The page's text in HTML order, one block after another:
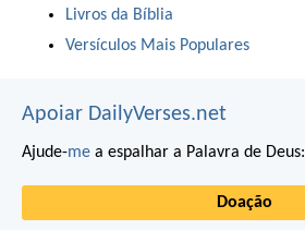
Livros da Bíblia
Versículos Mais Populares
Apoiar DailyVerses.net
Ajude-me a espalhar a Palavra de Deus:
Doação